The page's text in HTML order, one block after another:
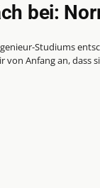
bei:
Studiums
von Anfang an, dass